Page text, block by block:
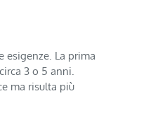
esigenze. La prima
3 o 5 anni.
ma risulta più